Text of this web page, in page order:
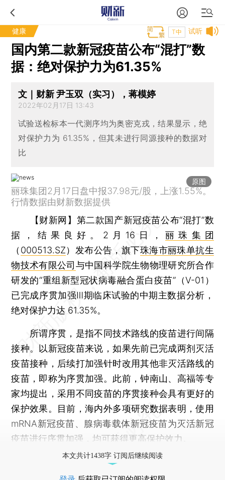
健康 试听
T中
国内第二款新冠疫苗公布“混打”数
据：绝对保护力为61.35%
文｜财新 尹玉双（实习），蒋模婷
2022年02月17日 13:43
试验送检标本一代测序均为奥密克戎，结果显示，绝
对保护力为 61.35%，但其未进行同源接种的数据对
比
原图
丽珠集团2月17日盘中报37.98元/股，上涨1.55%。
行情数据由财新数据提供
【财新网】 第二款国产新冠疫苗公布“混打”数
据，结果良好。2月16日，丽珠集团
（ 000513.SZ）发布公告，旗下珠海市丽珠单抗生
物技术有限公司 与中国科学院生物物理研究所合作
研发的“重组新型冠状病毒融合蛋白疫苗”（V-01）
已完成序贯加强Ⅲ期临床试验的中期主数据分析，
绝对保护力达 61.35%。
所谓序贯，是指不同技术路线的疫苗进行间隔
接种。以新冠疫苗来说，如果先前已完成两剂灭活
疫苗接种，后续打加强针时改用其他非灭活路线的
疫苗，即称为序贯加强。此前，钟南山、高福等专
家均提出，采用不同疫苗的序贯接种会具有更好的
保护效果。目前，海内外多项研究数据表明，使用
mRNA新冠疫苗、腺病毒载体新冠疫苗为灭活新冠
疫苗进行序贯加强，均可获得更高保护效力。
本文共计1438字 订阅后继续阅读